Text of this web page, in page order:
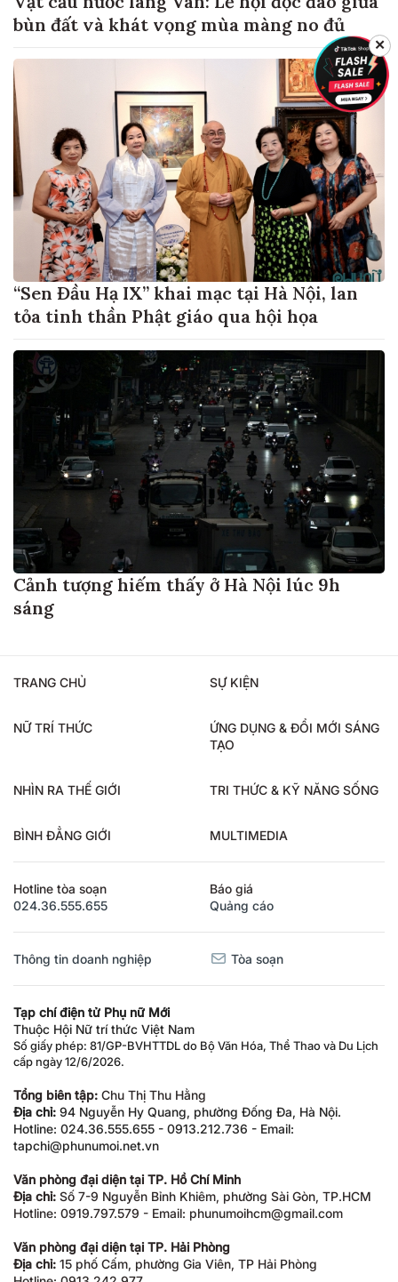
bùn đất và khát vọng mùa màng no đủ
“Sen Đầu Hạ IX” khai mạc tại Hà Nội, lan
tỏa tinh thần Phật giáo qua hội họa
Cảnh tượng hiếm thấy ở Hà Nội lúc 9h
sáng
TRANG CHỦ SỰ KIỆN
NỮ TRÍ THỨC
ỨNG DỤNG & ĐỔI MỚI SÁNG
TẠO
NHÌN RA THẾ GIỚI TRI THỨC & KỸ NĂNG SỐNG
BÌNH ĐẲNG GIỚI MULTIMEDIA
Hotline tòa soạn
024.36.555.655
Báo giá
Quảng cáo
Thông tin doanh nghiệp Tòa soạn
Tạp chí điện tử Phụ nữ Mới
Thuộc Hội Nữ trí thức Việt Nam
Số giấy phép: 81/GP-BVHTTDL do Bộ Văn Hóa, Thể Thao và Du Lịch
cấp ngày 12/6/2026.
Tổng biên tập: Chu Thị Thu Hằng
Địa chỉ: 94 Nguyễn Hy Quang, phường Đống Đa, Hà Nội.
Hotline: 024.36.555.655 - 0913.212.736 - Email:
tapchi@phunumoi.net.vn
Văn phòng đại diện tại TP. Hồ Chí Minh
Địa chỉ: Số 7-9 Nguyễn Bỉnh Khiêm, phường Sài Gòn, TP.HCM
Hotline: 0919.797.579 - Email: phunumoihcm@gmail.com
Văn phòng đại diện tại TP. Hải Phòng
Địa chỉ: 15 phố Cấm, phường Gia Viên, TP Hải Phòng
✕